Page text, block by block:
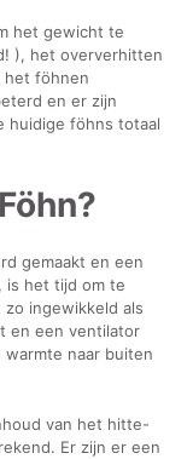
het gewicht te
), het oververhitten
het föhnen
en er zijn
huidige föhns totaal
gemaakt en een
is het tijd om te
ingewikkeld als
en een ventilator
naar buiten
van het hitte-
Er zijn er een